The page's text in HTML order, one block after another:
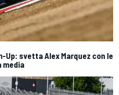
Up: svetta Alex Marquez con le
media